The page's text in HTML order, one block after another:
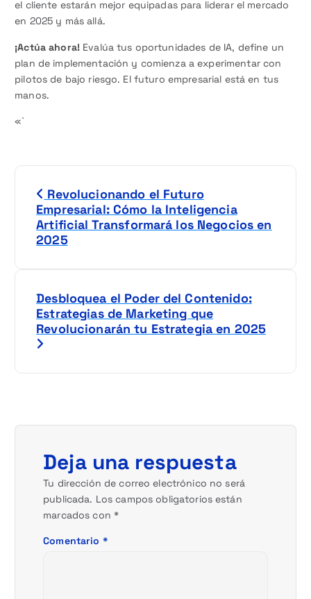
el cliente estarán mejor equipadas para liderar el mercado
en 2025 y más allá.
¡Actúa ahora!Evalúa tus oportunidades de IA, define un
plan de implementación y comienza a experimentar con
pilotos de bajo riesgo. El futuro empresarial está en tus
manos.
«`
ó
Revolucionando el Futuro
Empresarial: Cómo la Inteligencia
Artificial Transformará los Negocios en
2025
Desbloquea el Poder del Contenido:
Estrategias de Marketing que
Revolucionarán tu Estrategia en 2025
Deja una respuesta
Tu dirección de correo electrónico no será
publicada. Los campos obligatorios están
marcados con *
Comentario *